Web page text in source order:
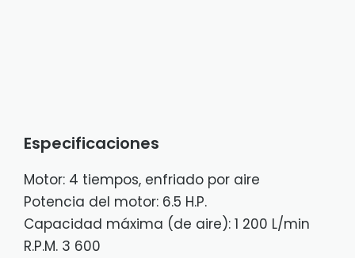
Especificaciones
Motor: 4 tiempos, enfriado por aire
Potencia del motor: 6.5 H.P.
Capacidad máxima (de aire): 1 200 L/min
R.P.M. 3 600